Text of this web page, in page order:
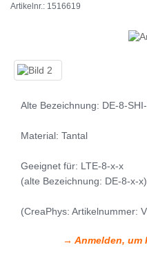
Artikelnr.: 1516619
Alte Bezeichnung: DE-8-
Material: Tantal
Geeignet für: LTE-8-x-x
(alte Bezeichnung: DE-8-x-x)
(CreaPhys: Artikelnummer:
→ Anmelden, um